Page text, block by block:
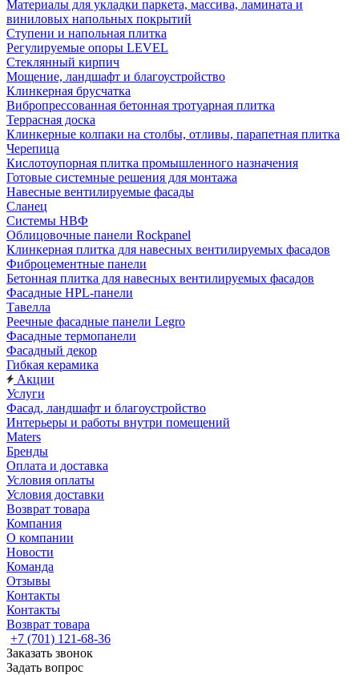
Материалы для укладки паркета, массива, ламината и
виниловых напольных покрытий
Ступени и напольная плитка
Регулируемые опоры LEVEL
Cтеклянный кирпич
Мощение, ландшафт и благоустройство
Клинкерная брусчатка
Вибропрессованная бетонная тротуарная плитка
Террасная доска
Клинкерные колпаки на столбы, отливы, парапетная плитка
Черепица
Кислотоупорная плитка промышленного назначения
Готовые системные решения для монтажа
Навесные вентилируемые фасады
Сланец
Системы НВФ
Облицовочные панели Rockpanel
Клинкерная плитка для навесных вентилируемых фасадов
Фиброцементные панели
Бетонная плитка для навесных вентилируемых фасадов
Фасадные HPL-панели
Тавелла
Реечные фасадные панели Legro
Фасадные термопанели
Фасадный декор
Гибкая керамика
Акции
Услуги
Фасад, ландшафт и благоустройство
Интерьеры и работы внутри помещений
Maters
Бренды
Оплата и доставка
Условия оплаты
Условия доставки
Возврат товара
Компания
О компании
Новости
Команда
Отзывы
Контакты
Контакты
Возврат товара
+7 (701) 121-68-36
Заказать звонок
Задать вопрос